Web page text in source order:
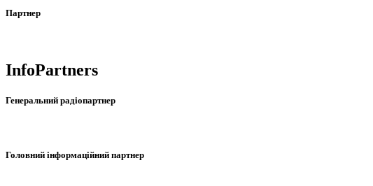
Партнер
InfoPartners
Генеральний радіопартнер
Головний інформаційний партнер